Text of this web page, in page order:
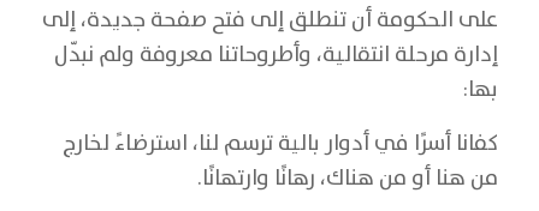
على الحكومة أن تنطلق إلى فتح صفحة جديدة، إلى
إدارة مرحلة انتقالية، وأطروحاتنا معروفة ولم نبدّل
بها:
كفانا أسرًا في أدوار بالية ترسم لنا، استرضاءً لخارج
من هنا أو من هناك، رهانًا وارتهانًا.